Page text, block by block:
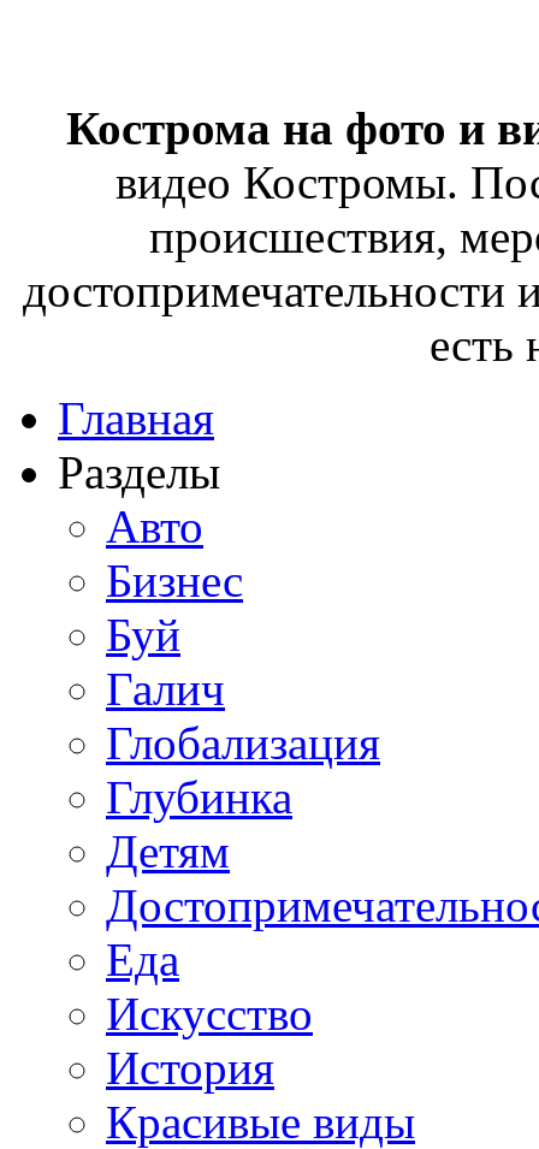
Кострома на фото и
видео Костромы.
происшествия,
достопримечательности
есть
Главная
Разделы
Авто
Бизнес
Буй
Галич
Глобализация
Глубинка
Детям
Еда
Искусство
История
Красивые виды